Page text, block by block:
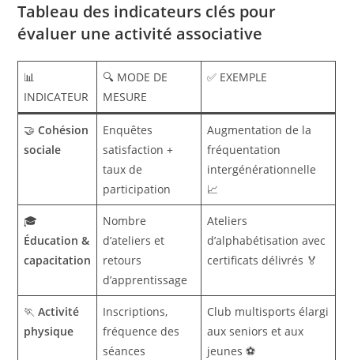
Tableau des indicateurs clés pour
évaluer une activité associative
📊
INDICATEUR
🔍 MODE DE
MESURE
✅ EXEMPLE
🤝Cohésion
sociale
Enquêtes
satisfaction +
taux de
participation
Augmentation de la
fréquentation
intergénérationnelle
📈
🎓
Éducation &
capacitation
Nombre
d’ateliers et
retours
d’apprentissage
Ateliers
d’alphabétisation avec
certificats délivrés 🏅
🏃Activité
physique
Inscriptions,
fréquence des
séances
Club multisports élargi
aux seniors et aux
jeunes ⚽️